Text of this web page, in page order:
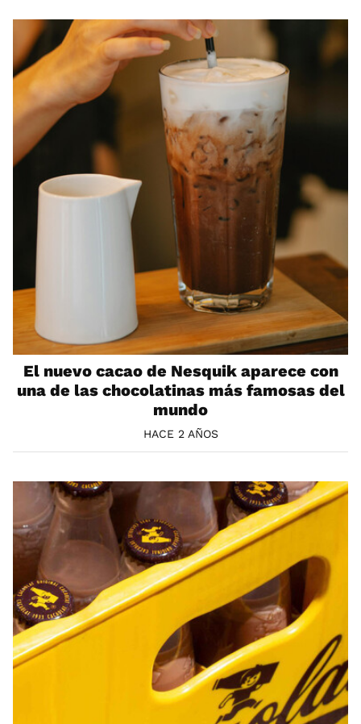
El nuevo cacao de Nesquik aparece con
una de las chocolatinas más famosas del
mundo
HACE 2 AÑOS